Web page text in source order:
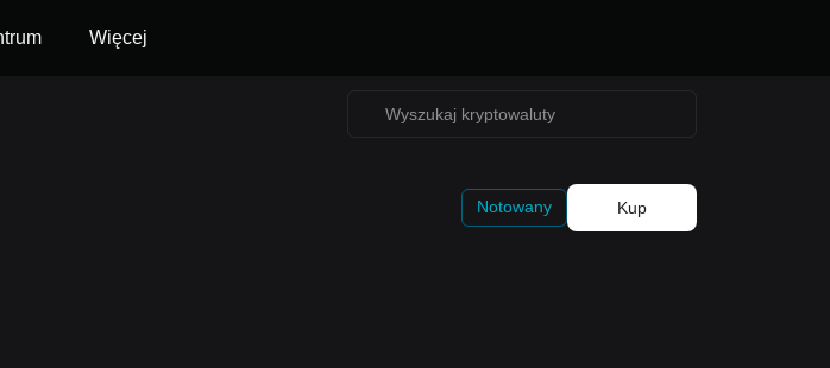
Więcej
Notowany Kup